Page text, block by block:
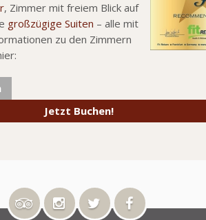
, Zimmer mit freiem Blick auf
großzügige Suiten – alle mit
zu den Zimmern
Jetzt Buchen!